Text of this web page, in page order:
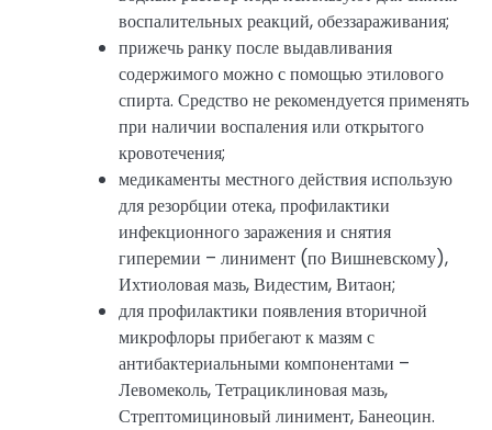
воспалительных реакций, обеззараживания;
прижечь ранку после выдавливания
содержимого можно с помощью этилового
спирта. Средство не рекомендуется применять
при наличии воспаления или открытого
кровотечения;
медикаменты местного действия использую
для резорбции отека, профилактики
инфекционного заражения и снятия
гиперемии – линимент (по Вишневскому),
Ихтиоловая мазь, Видестим, Витаон;
для профилактики появления вторичной
микрофлоры прибегают к мазям с
антибактериальными компонентами –
Левомеколь, Тетрациклиновая мазь,
Стрептомициновый линимент, Банеоцин.